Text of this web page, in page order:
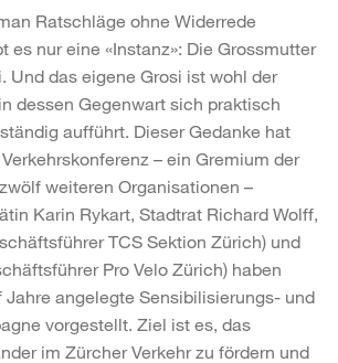
Ratschläge ohne Widerrede
es nur eine «Instanz»: Die Grossmutter
Und das eigene Grosi ist wohl der
dessen Gegenwart sich praktisch
aufführt. Dieser Gedanke hat
– ein Gremium der
weiteren Organisationen –
Karin Rykart, Stadtrat Richard Wolff,
TCS Sektion Zürich) und
Pro Velo Zürich) haben
Jahre angelegte Sensibilisierungs- und
vorgestellt. Ziel ist es, das
im Zürcher Verkehr zu fördern und